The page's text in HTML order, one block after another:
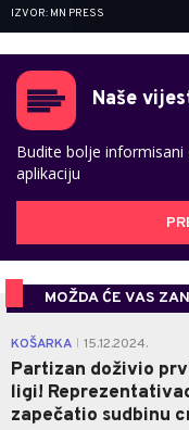
IZVOR: MN PRESS
Naše
Budite bolje
aplikaciju
MOŽDA ĆE VAS
KOŠARKA 15.12.2024.
Partizan doživio
ligi!
zapečatio sudbinu